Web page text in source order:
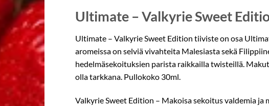
Ultimate – Valkyrie Sweet
Ultimate – Valkyrie Sweet Edition tiiviste on osa
aromeissa on selviä vivahteita Malesiasta sekä
hedelmäsekoituksien parista raikkailla twisteillä.
olla tarkkana. Pullokoko 30ml.
Valkyrie Sweet Edition – Makoisa sekoitus valdemia